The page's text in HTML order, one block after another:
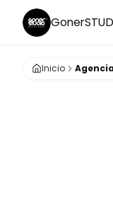
Inicio